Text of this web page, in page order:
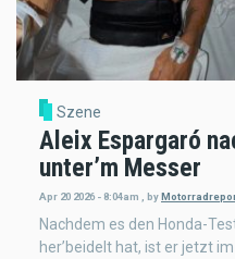
Szene
Aleix Espargaró
unter’m Messer
Apr 20 2026 - 8:04am by
Nachdem es den Honda-
her’beidelt hat, ist er jetzt